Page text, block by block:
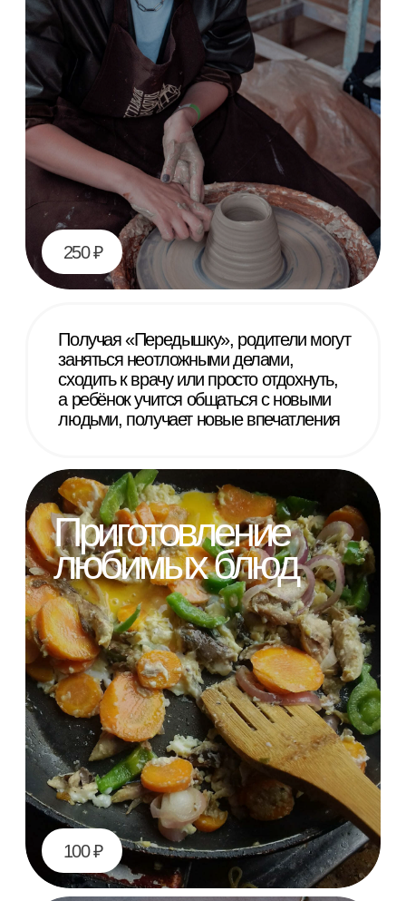
красоты
Прогулка
ребенком
400 ₽
150 ₽
Всего в 2022 году фонд
предоставил 2 561 часов
«Передышки» 34 семьям
360 часов «Передышки» в год может
получить каждая семья,
воспитывающая ребёнка с сочетанным
нарушением слуха и зрения
Урок танцев